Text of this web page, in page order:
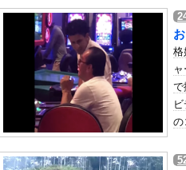
乳首の立ちっぷりが凄い女社長のひなの
安藤萌々アナ セクシーポーズ！！
【画像】 テレ朝の気象予報士さん、意外
やっぱり肉が好き
【悲報】全盛期のエマ・ワトソン可愛す
【ポケモン】ナンジャモってめちゃくちゃ
【動画】タイのティパンコーン王子が日
格
で
の